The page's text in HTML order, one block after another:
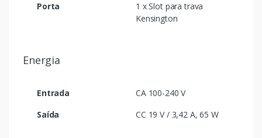
Porta
1 x Slot para trava
Kensington
Energia
Entrada
CA 100-240 V
Saída
CC 19 V / 3,42 A, 65 W